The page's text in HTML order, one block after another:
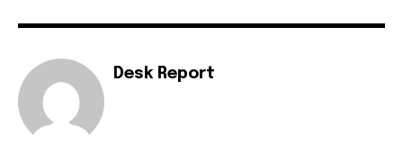
Desk Report